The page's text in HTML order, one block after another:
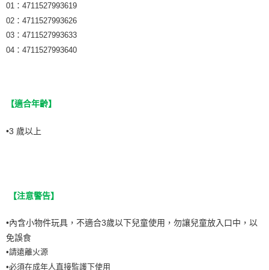
01：4711527993619
02：4711527993626
03：4711527993633
04：4711527993640
【適合年齡】
•3 歲以上
【注意警告】
•內含小物件玩具，不適合3歲以下兒童使用，勿讓兒童放入口中，以
免誤食
•請遠離火源
•必須在成年人直接監護下使用